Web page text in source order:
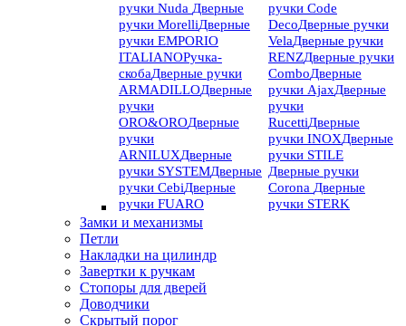
ручки Nuda Дверные
ручки MorelliДверные
ручки EMPORIO
ITALIANOРучка-
скобаДверные ручки
ARMADILLOДверные
ручки
ORO&OROДверные
ручки
ARNILUXДверные
ручки SYSTEMДверные
ручки CebiДверные
ручки FUARO
ручки Code
DecoДверные ручки
VelaДверные ручки
RENZДверные ручки
ComboДверные
ручки AjaxДверные
ручки
RucettiДверные
ручки INOXДверные
ручки STILE
Дверные ручки
Corona Дверные
ручки STERK
Замки и механизмы
Петли
Накладки на цилиндр
Завертки к ручкам
Стопоры для дверей
Доводчики
Скрытый порог